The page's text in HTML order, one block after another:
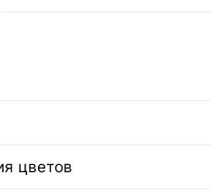
цветов